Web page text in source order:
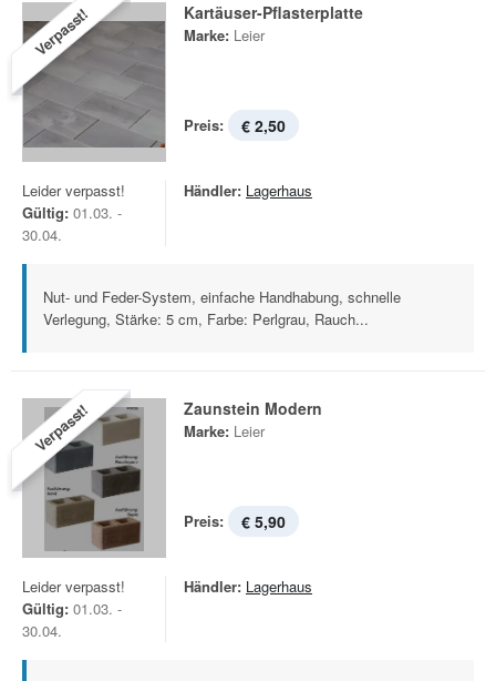
Verpasst! Kartäuser-Pflasterplatte
Marke: Leier
Preis: € 2,50
Leider verpasst!
Gültig: 01.03. -
30.04.
Händler: Lagerhaus
Nut- und Feder-System, einfache Handhabung, schnelle
Verlegung, Stärke: 5 cm, Farbe: Perlgrau, Rauch...
Verpasst! Zaunstein Modern
Marke: Leier
Preis: € 5,90
Leider verpasst!
Gültig: 01.03. -
30.04.
Händler: Lagerhaus